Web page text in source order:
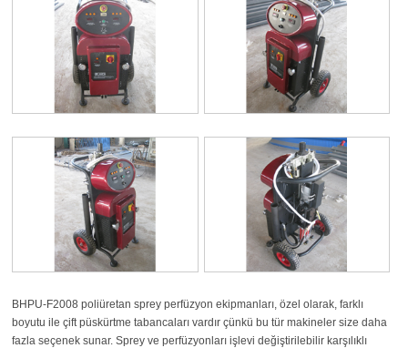
BHPU-F2008 poliüretan sprey perfüzyon ekipmanları, özel olarak, farklı
boyutu ile çift püskürtme tabancaları vardır çünkü bu tür makineler size daha
fazla seçenek sunar. Sprey ve perfüzyonları işlevi değiştirilebilir karşılıklı